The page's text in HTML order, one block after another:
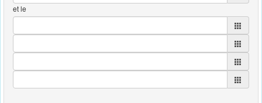
et le